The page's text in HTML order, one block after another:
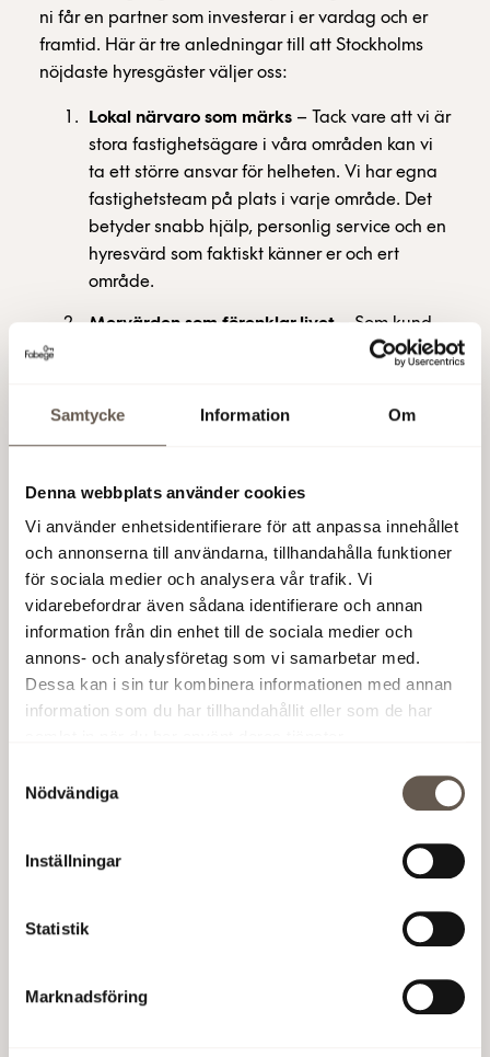
Samtycke Information Om
Denna webbplats använder cookies
Vi använder enhetsidentifierare för att anpassa innehållet
och annonserna till användarna, tillhandahålla funktioner
för sociala medier och analysera vår trafik. Vi
vidarebefordrar även sådana identifierare och annan
information från din enhet till de sociala medier och
annons- och analysföretag som vi samarbetar med.
Dessa kan i sin tur kombinera informationen med annan
information som du har tillhandahållit eller som de har
Nödvändiga
Inställningar
Statistik
Marknadsföring
ni får en partner som investerar i er vardag och er
framtid. Här är tre anledningar till att Stockholms
nöjdaste hyresgäster väljer oss:
Lokal närvaro som märks – Tack vare att vi är
stora fastighetsägare i våra områden kan vi
ta ett större ansvar för helheten. Vi har egna
fastighetsteam på plats i varje område. Det
betyder snabb hjälp, personlig service och en
hyresvärd som faktiskt känner er och ert
område.
Mervärden som förenklar livet– Som kund
får ni exklusiv tillgång till vårt nätverk av
arbetsplatser via WAW, till färdigmöblerade
Stockholms mest hållbara stadsdelar. Med
100% miljöcertifierade fastigheter och fokus
på återbruk hjälper vi er att nå era egna
hållbarhetsmål utan att pruta på design eller
komfort.